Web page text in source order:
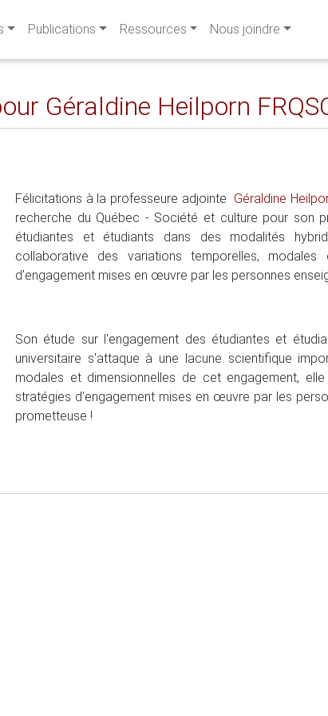
Publications Ressources Nous joindre
Géraldine Heilporn
Félicitations à la professeure adjointe Géraldine
recherche du Québec - Société et culture pour son
étudiantes et étudiants dans des modalités
collaborative des variations temporelles,
d'engagement mises en œuvre par les personnes
Son étude sur l'engagement des étudiantes et
universitaire s'attaque à une lacune scientifique
modales et dimensionnelles de cet engagement,
stratégies d'engagement mises en œuvre par les
prometteuse !